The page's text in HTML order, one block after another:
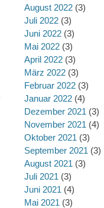
August 2022 (3)
Juli 2022 (3)
Juni 2022 (3)
Mai 2022 (3)
April 2022 (3)
März 2022 (3)
Februar 2022 (3)
Januar 2022 (4)
Dezember 2021 (3)
November 2021 (4)
Oktober 2021 (3)
September 2021 (3)
August 2021 (3)
Juli 2021 (3)
Juni 2021 (4)
Mai 2021 (3)